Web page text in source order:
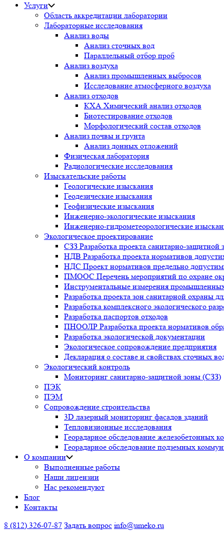
Услуги
Область аккредитации лаборатории
Лабораторные исследования
Анализ воды
Анализ сточных вод
Параллельный отбор проб
Анализ воздуха
Анализ промышленных выбросов
Исследование атмосферного воздуха
Анализ отходов
КХА Химический анализ отходов
Биотестирование отходов
Морфологический состав отходов
Анализ почвы и грунта
Анализ донных отложений
Физическая лаборатория
Радиологические исследования
Изыскательские работы
Геологические изыскания
Геодезические изыскания
Геофизические изыскания
Инженерно-экологические изыскания
Инженерно-гидрометеорологические
Экологическое проектирование
СЗЗ Разработка проекта санитарно-защитной
НДВ Разработка проекта нормативов
НДС Проект нормативов предельно
ПМООС Перечень мероприятий по охране
Инструментальные измерения
Разработка проекта зон санитарной охраны
Разработка комплексного экологического
Разработка паспортов отходов
ПНООЛР Разработка проекта нормативов
Разработка экологической документации
Экологическое сопровождение предприятия
Декларация о составе и свойствах сточных
Экологический контроль
Мониторинг санитарно-защитной зоны (СЗЗ)
ПЭК
ПЭМ
Сопровождение строительства
3D лазерный мониторинг фасадов зданий
Тепловизионные исследования
Георадарное обследование железобетонных
Георадарное обследование подземных
О компании
Выполненные работы
Наши лицензии
Нас рекомендуют
Блог
Контакты
8 (812) 326-07-87 Задать вопрос info@umeko.ru